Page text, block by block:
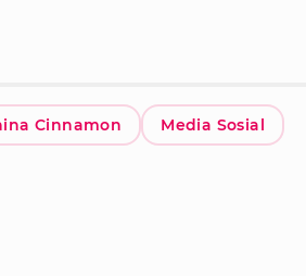
Cinnamon Media Sosial